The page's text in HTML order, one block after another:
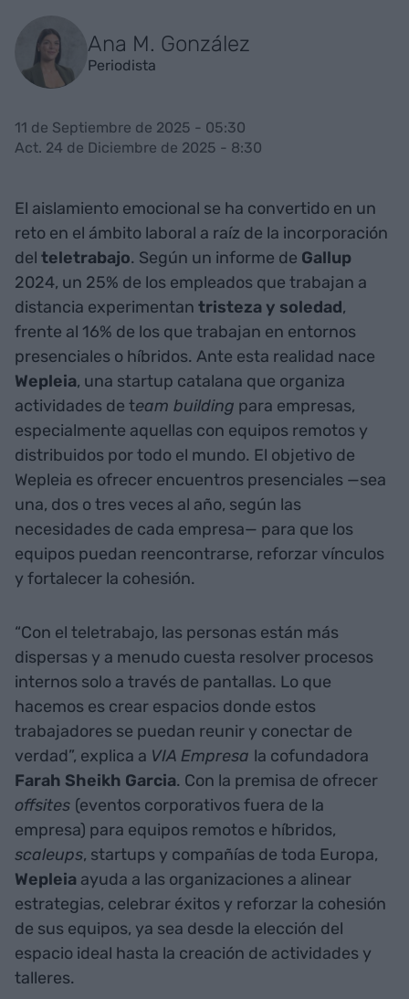
Ana M. González
Periodista
11 de Septiembre de 2025 - 05:30
Act. 24 de Diciembre de 2025 - 8:30
El aislamiento emocional se ha convertido en un
reto en el ámbito laboral a raíz de la incorporación
del teletrabajo. Según un informe de Gallup
2024, un 25% de los empleados que trabajan a
distancia experimentan tristeza y soledad,
frente al 16% de los que trabajan en entornos
presenciales o híbridos. Ante esta realidad nace
Wepleia, una startup catalana que organiza
actividades de team building para empresas,
especialmente aquellas con equipos remotos y
distribuidos por todo el mundo. El objetivo de
Wepleia es ofrecer encuentros presenciales —sea
una, dos o tres veces al año, según las
necesidades de cada empresa— para que los
equipos puedan reencontrarse, reforzar vínculos
y fortalecer la cohesión.
“Con el teletrabajo, las personas están más
dispersas y a menudo cuesta resolver procesos
internos solo a través de pantallas. Lo que
hacemos es crear espacios donde estos
trabajadores se puedan reunir y conectar de
verdad”, explica a VIA Empresa la cofundadora
Farah Sheikh Garcia. Con la premisa de ofrecer
offsites (eventos corporativos fuera de la
empresa) para equipos remotos e híbridos,
scaleups, startups y compañías de toda Europa,
Wepleia ayuda a las organizaciones a alinear
estrategias, celebrar éxitos y reforzar la cohesión
de sus equipos, ya sea desde la elección del
espacio ideal hasta la creación de actividades y
talleres.